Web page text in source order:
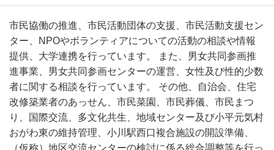
市民協働の推進、市民活動団体の支援、市民活動支援セン
ター、NPOやボランティアについての活動の相談や情報
提供、大学連携を行っています。 また、男女共同参画推
進事業、男女共同参画センターの運営、女性及び性的少数
者に関する相談を行っています。 その他、自治会、住宅
改修築業者のあっせん、市民菜園、市民葬儀、市民まつ
り、国際交流、多文化共生、地域センター及び小平元気村
おがわ東の維持管理、小川駅西口複合施設の開設準備、
（仮称）地区交流センターの検討に係る総合調整等を行っ